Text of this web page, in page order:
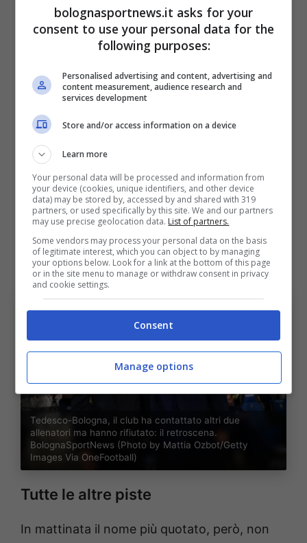
consolidato il rapporto con ilGenoa, mentre
sorprende un po’ di più la decisione di
, a un passo dalla separazione
ufficiale con l’Atalanta. Che abbia già trovato
una nuova destinazione?
Nel frattempo il
sicuramente d’animo eha subito avviato i
contatti con Tedesco. Ora il tecnico nato a
Rossano Calabro è estremamente vicino alla
panchina rossoblù, nonché alla prima
esperienza in Italia.
Tedesco-Bologna, il club ha contattato altri due
allenatori ma hanno rifiutato: il retroscena.
BolognaSportNews (Photo by Mattia Ozbot/Getty
Images Via OneFootball)
Tutte le altre piste
In mattinata il nome più quotato, però, non
bolognasportnews.it asks for your
consent to use your personal data for the
following purposes:
Personalised advertising and content, advertising and
content measurement, audience research and
services development
Store and/or access information on a device
Learn more
Your personal data will be processed and information from
your device (cookies, unique identifiers, and other device
data) may be stored by, accessed by and shared with 319
partners, or used specifically by this site. We and our partners
may use precise geolocation data. List of partners.
Some vendors may process your personal data on the basis
of legitimate interest, which you can object to by managing
your options below. Look for a link at the bottom of this page
or in the site menu to manage or withdraw consent in privacy
and cookie settings.
Consent
Manage options